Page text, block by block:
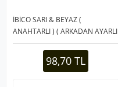
İBİCO SARI & BEYAZ (
ANAHTARLI ) ( ARKADAN AYARLI
) BARET ( HAVA DELİKSİZ )*25
98,70 TL